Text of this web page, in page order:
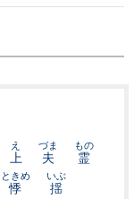
上
え
夫
づま
霊
もの
悸
ときめ
揺
いぶ